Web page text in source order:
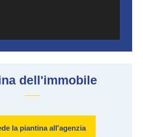
dell'immobile
la piantina all'agenzia